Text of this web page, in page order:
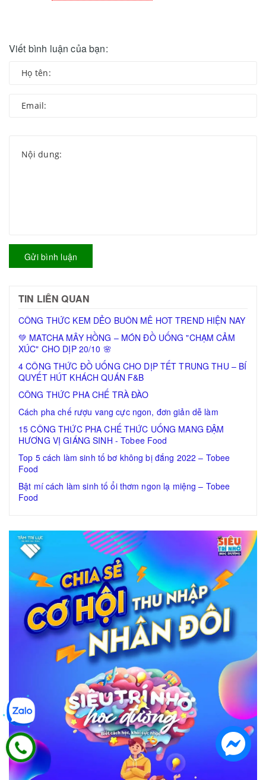
Viết bình luận của bạn:
Gửi bình luận
TIN LIÊN QUAN
CÔNG THỨC KEM DẺO BUÔN MÊ HOT TREND HIỆN NAY
💚 MATCHA MÂY HỒNG – MÓN ĐỒ UỐNG "CHẠM CẢM
XÚC" CHO DỊP 20/10 🌸
4 CÔNG THỨC ĐỒ UỐNG CHO DỊP TẾT TRUNG THU – BÍ
QUYẾT HÚT KHÁCH QUÁN F&B
CÔNG THỨC PHA CHẾ TRÀ ĐÀO
Cách pha chế rượu vang cực ngon, đơn giản dễ làm
15 CÔNG THỨC PHA CHẾ THỨC UỐNG MANG ĐẬM
HƯƠNG VỊ GIÁNG SINH - Tobee Food
Top 5 cách làm sinh tố bơ không bị đắng 2022 – Tobee
Food
Bật mí cách làm sinh tố ổi thơm ngon lạ miệng – Tobee
Food